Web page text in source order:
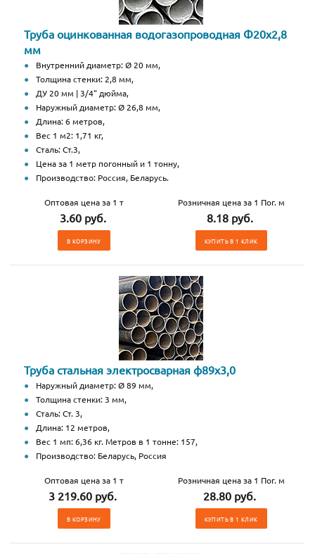
Труба оцинкованная водогазопроводная Ф20х2,8
мм
Внутренний диаметр: Ø 20 мм,
Толщина стенки: 2,8 мм,
ДУ 20 мм | 3/4" дюйма,
Наружный диаметр: Ø 26,8 мм,
Длина: 6 метров,
Вес 1 м2: 1,71 кг,
Сталь: Ст.3,
Цена за 1 метр погонный и 1 тонну,
Производство: Россия, Беларусь.
Оптовая цена за 1 т
3.60 руб.
В КОРЗИНУ
Розничная цена за 1 Пог. м
8.18 руб.
КУПИТЬ В 1 КЛИК
Труба стальная электросварная ф89х3,0
Наружный диаметр: Ø 89 мм,
Толщина стенки: 3 мм,
Сталь: Ст. 3,
Длина: 12 метров,
Вес 1 мп: 6,36 кг. Метров в 1 тонне: 157,
Производство: Беларусь, Россия
Оптовая цена за 1 т
3 219.60 руб.
В КОРЗИНУ
Розничная цена за 1 Пог. м
28.80 руб.
КУПИТЬ В 1 КЛИК